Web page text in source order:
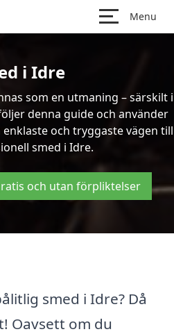
Menu
i Idre
som en utmaning – särskilt i
denna guide och använder
och tryggaste vägen till
smed i Idre.
och utan förpliktelser
smed i Idre? Då
Oavsett om du